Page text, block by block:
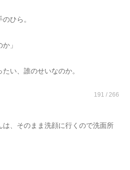
ひら。
」
い、誰のせいなのか。
191 / 266
は、そのまま洗顔に行くので洗面所